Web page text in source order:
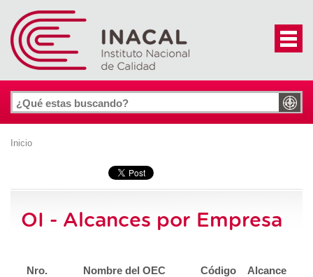
Inicio
OI - Alcances por Empresa
Nro. Nombre del OEC Código Alcance